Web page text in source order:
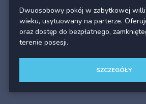
Dwuosobowy pokój w zabytkowej willi
wieku, usytuowany na parterze.
oraz dostęp do bezpłatnego,
terenie posesji.
SZCZEGÓŁY